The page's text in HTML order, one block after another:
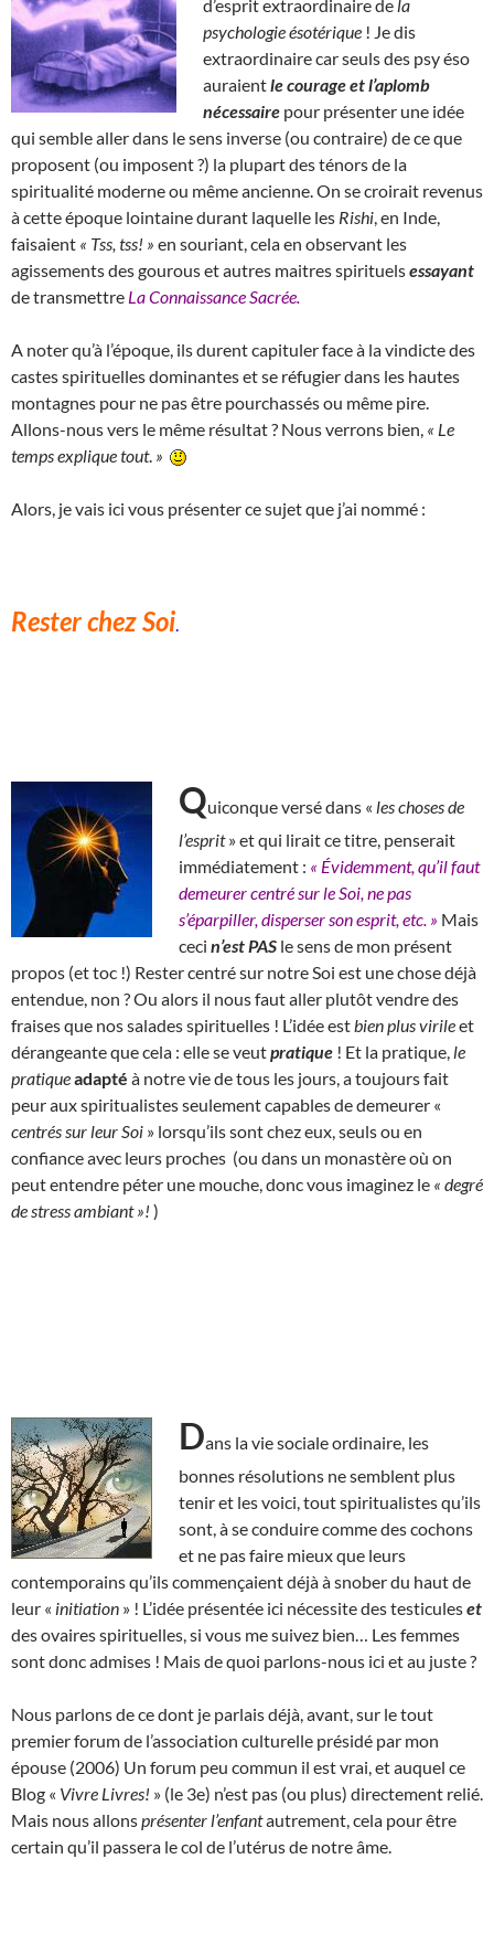
d’esprit extraordinaire de la
psychologie ésotérique ! Je dis
extraordinaire car seuls des psy éso
auraientle courage et l’aplomb
nécessaire pour présenter une idée
qui semble aller dans le sens inverse (ou contraire) de ce que
proposent (ou imposent ?) la plupart des ténors de la
spiritualité moderne ou même ancienne. On se croirait revenus
à cette époque lointaine durant laquelle les Rishi , en Inde,
faisaient « Tss, tss! » en souriant, cela en observant les
agissements des gourous et autres maitres spirituelsessayant
de transmettre La Connaissance Sacrée.
A noter qu’à l’époque, ils durent capituler face à la vindicte des
castes spirituelles dominantes et se réfugier dans les hautes
montagnes pour ne pas être pourchassés ou même pire.
Allons-nous vers le même résultat ? Nous verrons bien, « Le
temps explique tout. »
Alors, je vais ici vous présenter ce sujet que j’ai nommé :
Rester chez Soi
Quiconque versé dans « les choses de
l’esprit» et qui lirait ce titre, penserait
immédiatement : « Évidemment, qu’il faut
demeurer centré sur le Soi, ne pas
s’éparpiller, disperser son esprit, etc. » Mais
ceci n’est PAS le sens de mon présent
propos (et toc !) Rester centré sur notre Soi est une chose déjà
entendue, non ? Ou alors il nous faut aller plutôt vendre des
fraises que nos salades spirituelles ! L’idée est bien plus virileet
dérangeante que cela : elle se veutpratique ! Et la pratique, le
pratiqueadapté à notre vie de tous les jours, a toujours fait
peur aux spiritualistes seulement capables de demeurer «
centrés sur leur Soi » lorsqu’ils sont chez eux, seuls ou en
confiance avec leurs proches (ou dans un monastère où on
peut entendre péter une mouche, donc vous imaginez le « degré
de stress ambiant »! )
Dans la vie sociale ordinaire, les
bonnes résolutions ne semblent plus
tenir et les voici, tout spiritualistes qu’ils
sont, à se conduire comme des cochons
et ne pas faire mieux que leurs
contemporains qu’ils commençaient déjà à snober du haut de
leur « initiation » ! L’idée présentée ici nécessite des testiculeset
des ovaires spirituelles, si vous me suivez bien… Les femmes
sont donc admises ! Mais de quoi parlons-nous ici et au juste ?
Nous parlons de ce dont je parlais déjà, avant, sur le tout
premier forum de l’association culturelle présidé par mon
épouse (2006) Un forum peu commun il est vrai, et auquel ce
Blog « Vivre Livres! » (le 3e) n’est pas (ou plus) directement relié.
Mais nous allonsprésenter l’enfantautrement, cela pour être
certain qu’il passera le col de l’utérus de notre âme.